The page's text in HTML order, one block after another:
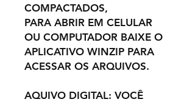
COMPACTADOS,
PARA ABRIR EM CELULAR
OU COMPUTADOR BAIXE O
APLICATIVO WINZIP PARA
ACESSAR OS ARQUIVOS.
AQUIVO DIGITAL: VOCÊ